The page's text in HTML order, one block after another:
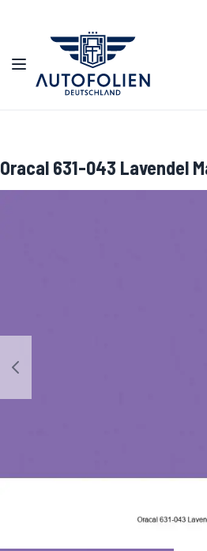
Navigation umschalten
Oracal 631-043 Lavendel